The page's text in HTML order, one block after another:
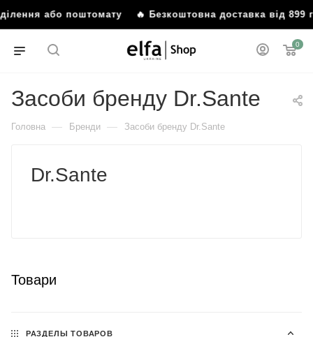
або поштомату🔥 Безкоштовна доставка від 899 грн
0
Засоби бренду Dr.Sante
Головна — Бренди — Засоби бренду Dr.Sante
Dr.Sante
Товари
РАЗДЕЛЫ ТОВАРОВ